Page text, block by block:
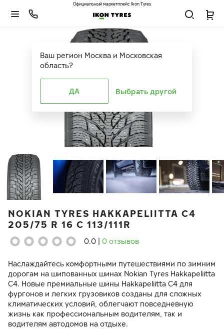
Ваш регион Москва и Московская
область?
ДА Выбрать другой
Официальный маркетплейс Ikon Tyres
NOKIAN TYRES HAKKAPELIITTA C4
205/75 R 16 C 113/111R
0.0 0 отзывов
Наслаждайтесь комфортными путешествиями по зимним
дорогам на шипованных шинах Nokian Tyres Hakkapeliitta
C4. Новые премиальные шины Hakkapeliitta C4 для
фургонов и легких грузовиков созданы для сложных
климатических условий, облегчают повседневную
жизнь как профессиональным водителям, так и
водителям автодомов на отдыхе.